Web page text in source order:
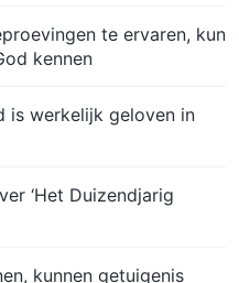
te ervaren, kun
kennen
is werkelijk geloven in
‘Het Duizendjarig
kunnen getuigenis